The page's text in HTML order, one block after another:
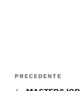
Navigazione
Articolo
precedente:
PRECEDENTE